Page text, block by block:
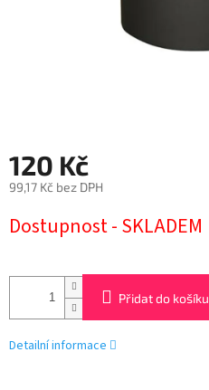
120 Kč
99,17 Kč bez DPH
cena:
Dostupnost - SKLADEM
Přidat do košíku
Detailní informace